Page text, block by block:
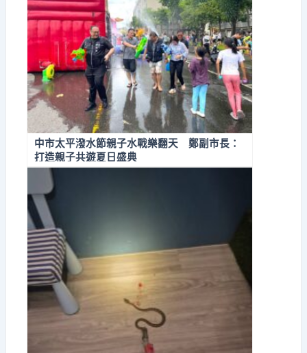
中市太平潑水節親子水戰樂翻天 鄭副市長：
打造親子共遊夏日盛典